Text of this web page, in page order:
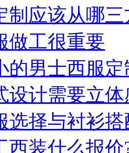
制应该从哪
做工很重要
的男士西服
设计需要立
选择与衬衫
西装什么报价